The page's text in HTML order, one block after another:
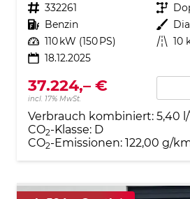
Fahrzeugnr. 332261 Getriebe
Kraftstoff Benzin Außenfarbe
Leistung 110 kW (150 PS) Kilometerstand 10
18.12.2025
37.224,– €
incl. 17% MwSt.
Verbrauch kombiniert: 5,40
CO2-Klasse: D
CO2-Emissionen: 122,00 g/